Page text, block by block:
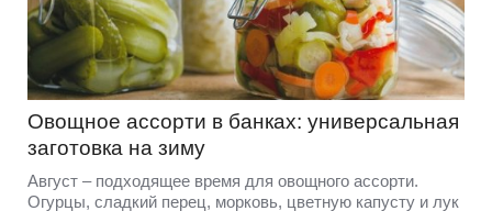
Овощное ассорти в банках: универсальная
заготовка на зиму
Август – подходящее время для овощного ассорти.
Огурцы, сладкий перец, морковь, цветную капусту и лук